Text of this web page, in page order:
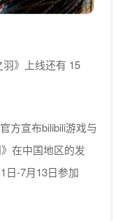
》上线还有 15
方宣布bilibili游戏与
在中国地区的发
日-7月13日参加